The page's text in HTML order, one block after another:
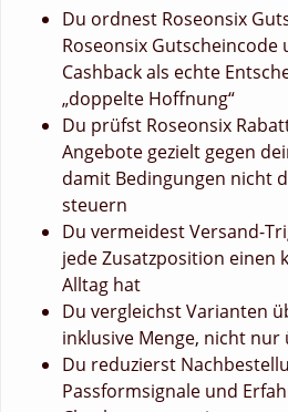
Du ordnest Roseonsix
Roseonsix Gutscheincode
Cashback als echte
„doppelte Hoffnung“
Du prüfst Roseonsix
Angebote gezielt gegen
damit Bedingungen nicht
steuern
Du vermeidest Versand-
jede Zusatzposition einen
Alltag hat
Du vergleichst Varianten
inklusive Menge, nicht nur
Du reduzierst
Passformsignale und